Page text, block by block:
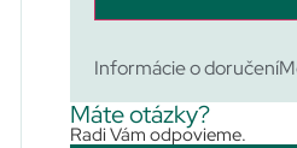
Informácie o doručení
Máte otázky?
Radi Vám odpovieme.